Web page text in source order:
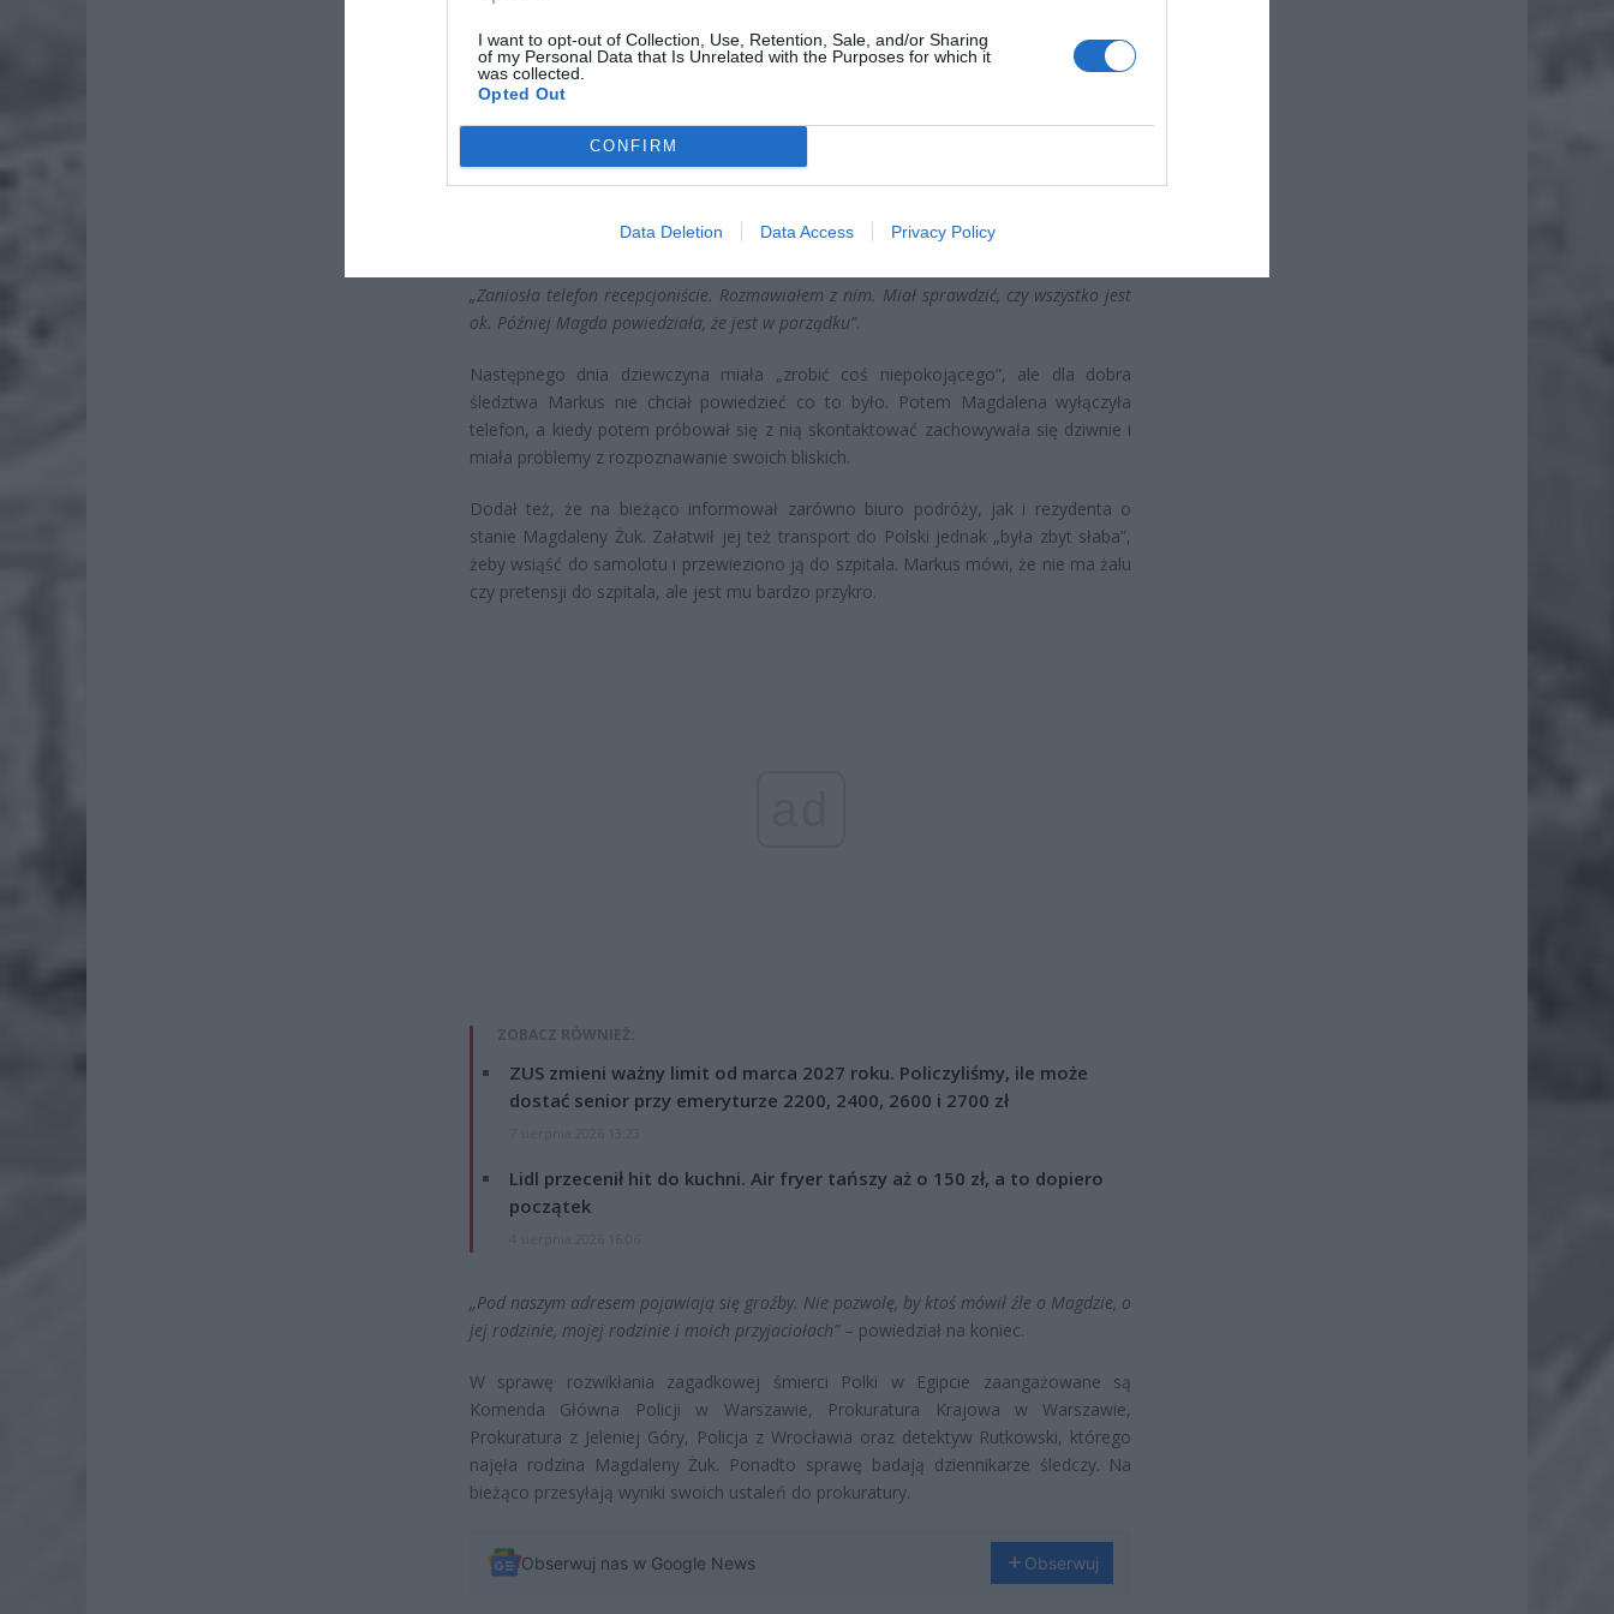
I want to opt-out of Collection, Use, Retention, Sale, and/or Sharing
of my Personal Data that Is Unrelated with the Purposes for which it
was collected.
Opted Out
CONFIRM
Data Deletion Data Access Privacy Policy
„Wspólnie stwierdziliśmy, że jest zmęczona, dużo pracowała więc chociaż ona sobie
odpocznie. Pytałem, czy da radę polecieć sama, czy chce. Powiedziała, że tak”
Potem prosił ją, żeby na siebie uważała i pytał wielokrotnie czy da sobie sama radę.
uskarżać się na dziwne hałasy wokół jej pokoju:
„Zaniosła telefon recepcjoniście. Rozmawiałem z nim. Miał sprawdzić, czy wszystko jest
ok. Później Magda powiedziała, że jest w porządku”.
Następnego dnia dziewczyna miała „zrobić coś niepokojącego”, ale dla dobra
śledztwa Markus nie chciał powiedzieć co to było. Potem Magdalena wyłączyła
telefon, a kiedy potem próbował się z nią skontaktować zachowywała się dziwnie i
miała problemy z rozpoznawanie swoich bliskich.
Dodał też, że na bieżąco informował zarówno biuro podróży, jak i rezydenta o
stanie Magdaleny Żuk. Załatwił jej też transport do Polski jednak „była zbyt słaba”,
żeby wsiąść do samolotu i przewieziono ją do szpitala. Markus mówi, że nie ma żalu
czy pretensji do szpitala, ale jest mu bardzo przykro.
ZOBACZ RÓWNIEŻ:
ZUS zmieni ważny limit od marca 2027 roku. Policzyliśmy, ile może
dostać senior przy emeryturze 2200, 2400, 2600 i 2700 zł
Lidl przecenił hit do kuchni. Air fryer tańszy aż o 150 zł, a to dopiero
początek
„Pod naszym adresem pojawiają się groźby. Nie pozwolę, by ktoś mówił źle o Magdzie, o
jej rodzinie, mojej rodzinie i moich przyjaciołach”– powiedział na koniec.
W sprawę rozwikłania zagadkowej śmierci Polki w Egipcie zaangażowane są
Komenda Główna Policji w Warszawie, Prokuratura Krajowa w Warszawie,
Prokuratura z Jeleniej Góry, Policja z Wrocławia oraz detektyw Rutkowski, którego
najęła rodzina Magdaleny Żuk. Ponadto sprawę badają dziennikarze śledczy. Na
bieżąco przesyłają wyniki swoich ustaleń do prokuratury.
Obserwuj nas w Google News Obserwuj